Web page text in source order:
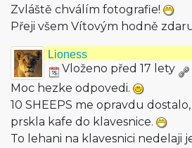
Zvláště chválím fotografie!
Přeji všem Vítovým hodně
Lioness
Vloženo před 17 lety
Moc hezke odpovedi.
10 SHEEPS me opravdu
prskla kafe do klavesnice.
To lehani na klavesnici nedelaji